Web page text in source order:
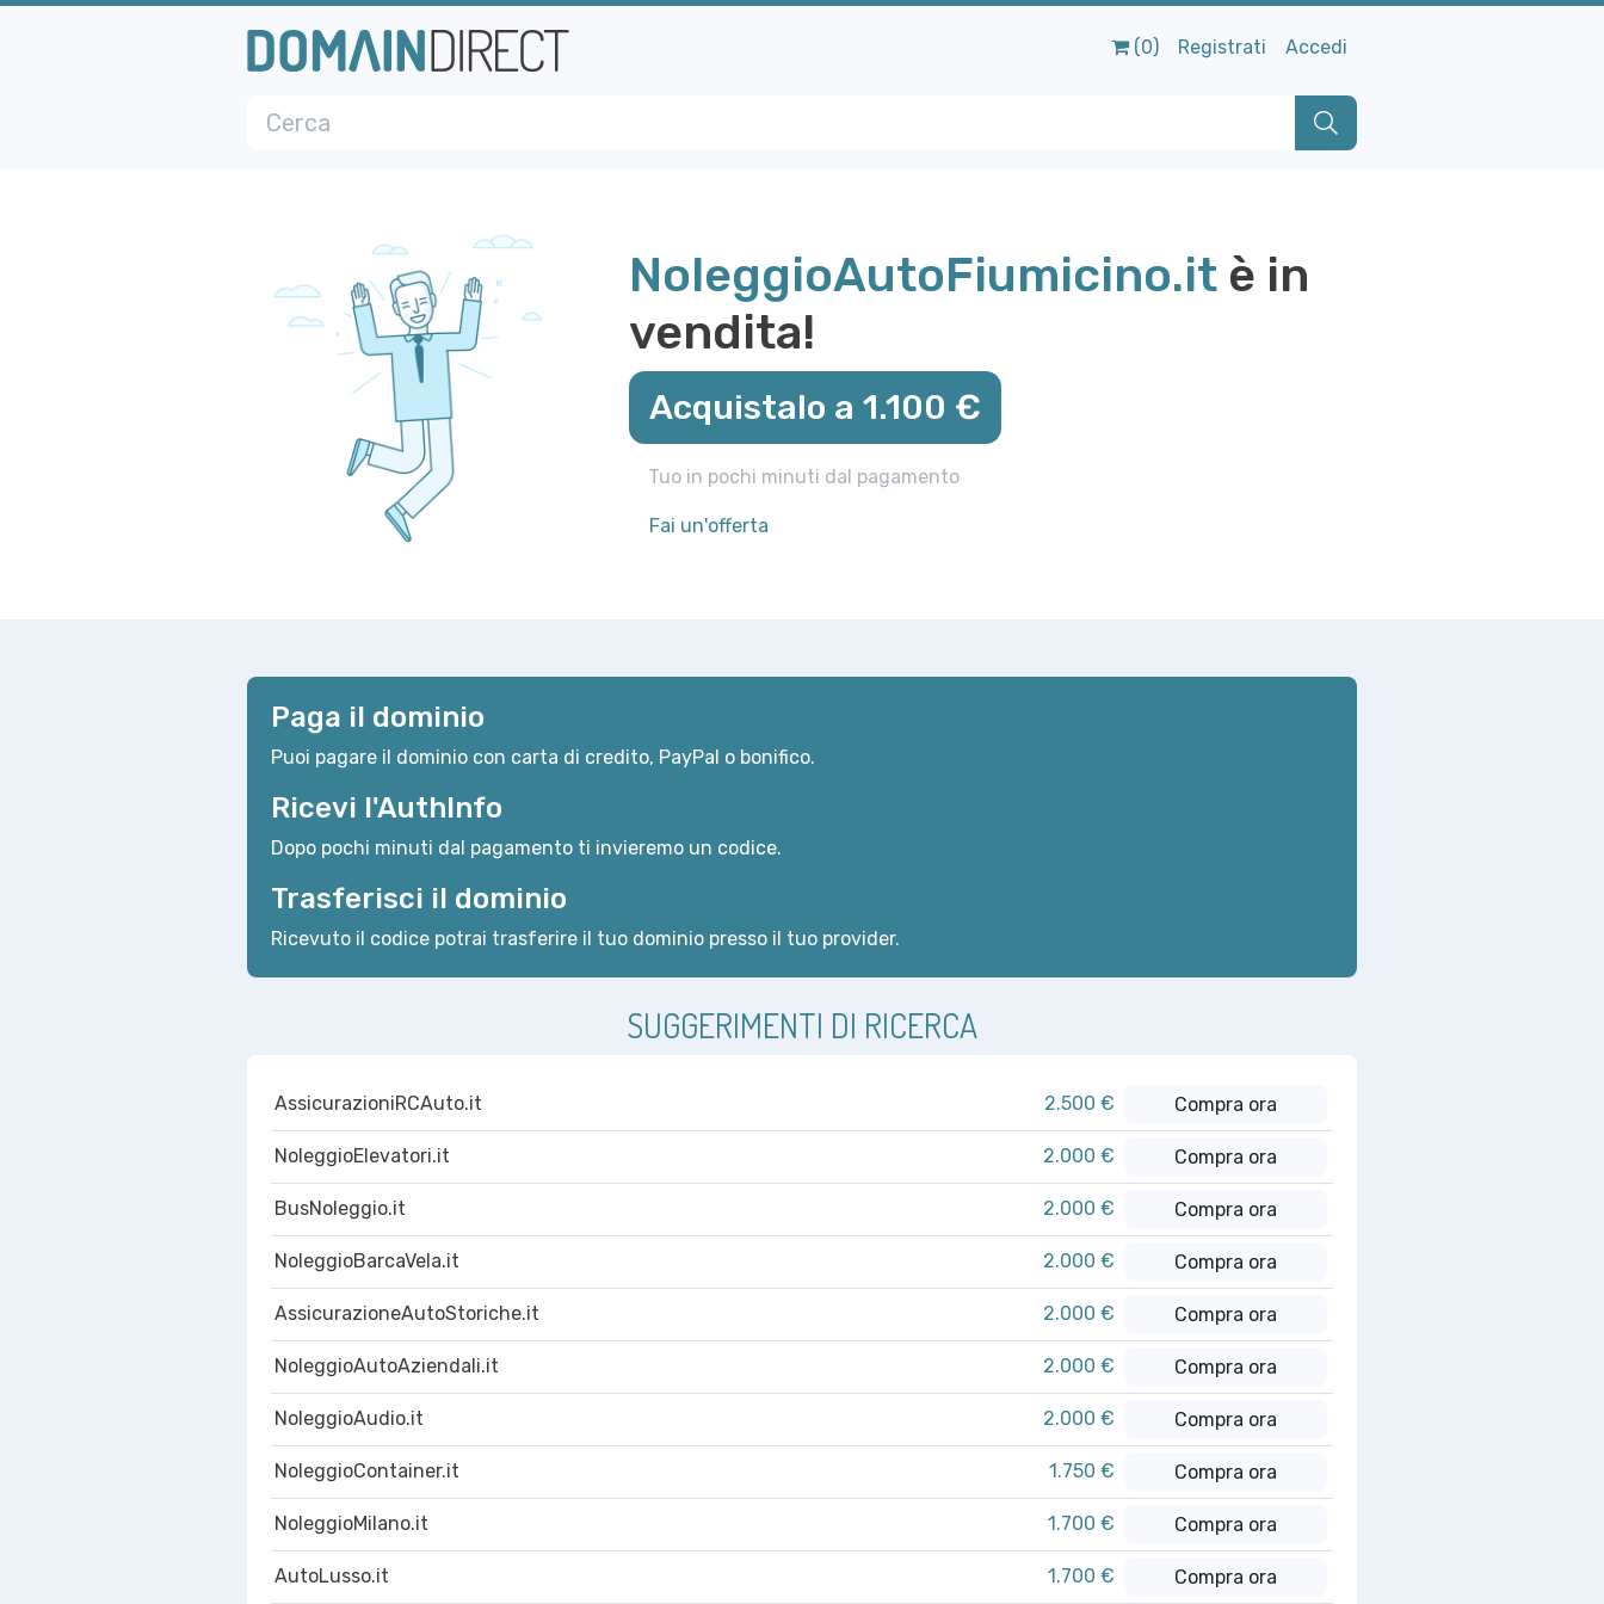
(0) Registrati Accedi
NoleggioAutoFiumicino.itè in
vendita!
Acquistalo a 1.100 €
Tuo in pochi minuti dal pagamento
Fai un'offerta
Paga il dominio
Puoi pagare il dominio con carta di credito, PayPal o bonifico.
Ricevi l'AuthInfo
Dopo pochi minuti dal pagamento ti invieremo un codice.
Trasferisci il dominio
Ricevuto il codice potrai trasferire il tuo dominio presso il tuo provider.
SUGGERIMENTI DI RICERCA
AssicurazioniRCAuto.it 2.500 € Compra ora
NoleggioElevatori.it 2.000 € Compra ora
BusNoleggio.it 2.000 € Compra ora
NoleggioBarcaVela.it 2.000 € Compra ora
AssicurazioneAutoStoriche.it 2.000 € Compra ora
NoleggioAutoAziendali.it 2.000 € Compra ora
NoleggioAudio.it 2.000 € Compra ora
NoleggioContainer.it 1.750 € Compra ora
NoleggioMilano.it 1.700 € Compra ora
AutoLusso.it 1.700 € Compra ora